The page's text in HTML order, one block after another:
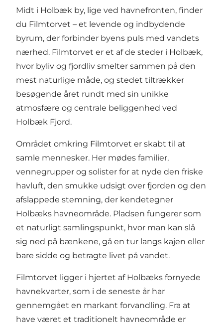
Midt i Holbæk by, lige ved havnefronten, finder
du Filmtorvet – et levende og indbydende
byrum, der forbinder byens puls med vandets
nærhed. Filmtorvet er et af de steder i Holbæk,
hvor byliv og fjordliv smelter sammen på den
mest naturlige måde, og stedet tiltrækker
besøgende året rundt med sin unikke
atmosfære og centrale beliggenhed ved
Holbæk Fjord.
Området omkring Filmtorvet er skabt til at
samle mennesker. Her mødes familier,
vennegrupper og solister for at nyde den friske
havluft, den smukke udsigt over fjorden og den
afslappede stemning, der kendetegner
Holbæks havneområde. Pladsen fungerer som
et naturligt samlingspunkt, hvor man kan slå
sig ned på bænkene, gå en tur langs kajen eller
bare sidde og betragte livet på vandet.
Filmtorvet ligger i hjertet af Holbæks fornyede
havnekvarter, som i de seneste år har
gennemgået en markant forvandling. Fra at
have været et traditionelt havneområde er